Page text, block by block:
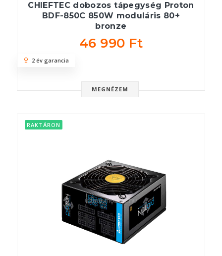
CHIEFTEC dobozos tápegység Proton
BDF-850C 850W moduláris 80+
bronze
46 990 Ft
MEGNÉZEM
2 év garancia
RAKTÁRON